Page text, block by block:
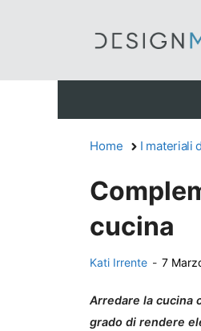
Home I materiali
cucina
Kati Irrente - 7
Arredare la cucina
grado di rendere